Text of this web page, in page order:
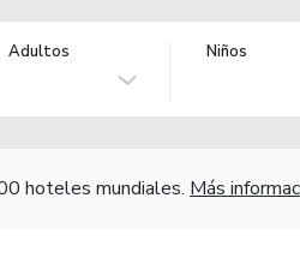
Adultos Niños
hoteles mundiales. Más